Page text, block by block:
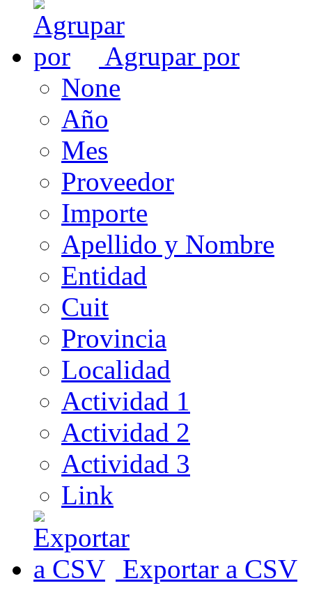
Agrupar por
None
Año
Mes
Proveedor
Importe
Apellido y Nombre
Entidad
Cuit
Provincia
Localidad
Actividad 1
Actividad 2
Actividad 3
Link
Exportar a CSV